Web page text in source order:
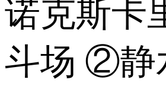
诺克斯卡
斗场 ②静